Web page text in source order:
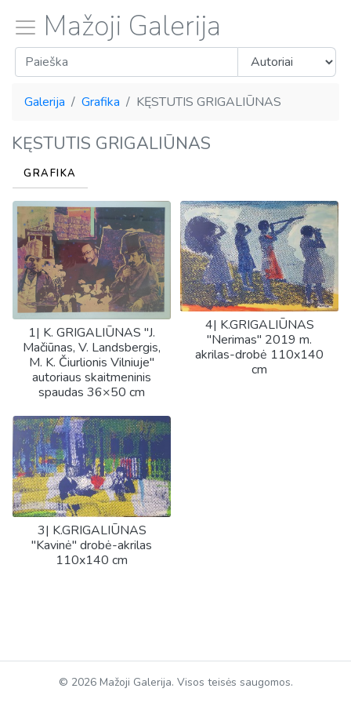
Mažoji Galerija
Galerija Grafika KĘSTUTIS GRIGALIŪNAS
KĘSTUTIS GRIGALIŪNAS
GRAFIKA
1| K. GRIGALIŪNAS "J.
Mačiūnas, V. Landsbergis,
M. K. Čiurlionis Vilniuje"
autoriaus skaitmeninis
spaudas 36×50 cm
3| K.GRIGALIŪNAS
"Kavinė" drobė-akrilas
110x140 cm
4| K.GRIGALIŪNAS
"Nerimas" 2019 m.
akrilas-drobė 110x140
cm
© 2026 Mažoji Galerija. Visos teisės saugomos.